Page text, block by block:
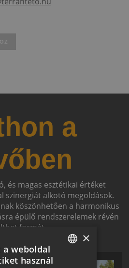
a
és magas esztétikai értéket
szinergiát alkotó megoldások.
köszönhetően a harmonikus
épülő rendszerelemek révén
formát.
HUNGARIAN
×
a weboldal
használ